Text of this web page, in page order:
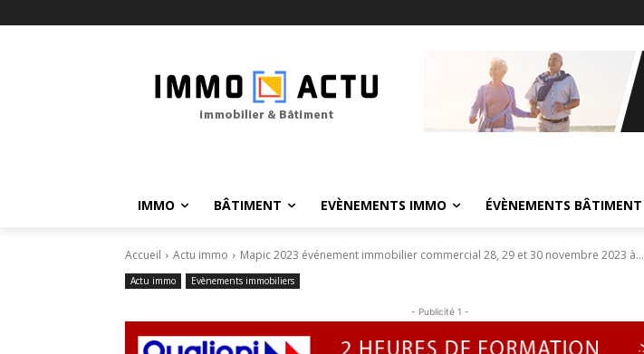
IMMO BÂTIMENT EVÈNEMENTS IMMO ÉVÈNEMENTS BÂTIMENT
Accueil Actu immo Mapic 2023 événement immobilier commercial 28, 29 et 30 novembre 2023 à...
Actu immo Evènements immobiliers
- Publicité 1 -